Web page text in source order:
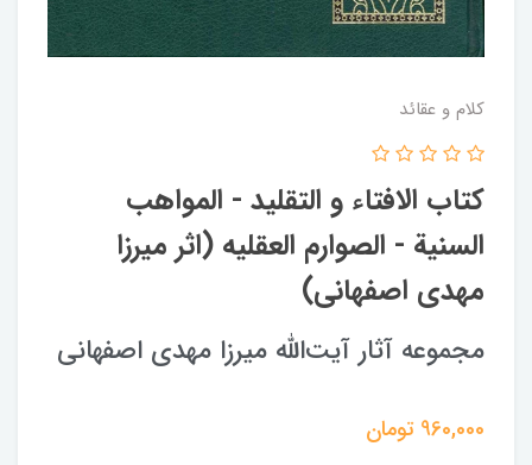
کلام و عقائد
کتاب الافتاء و التقليد - المواهب
السنية - الصوارم العقليه (اثر میرزا
مهدی اصفهانی)
مجموعه آثار آیت‌الله میرزا مهدی اصفهانی
960,000 تومان